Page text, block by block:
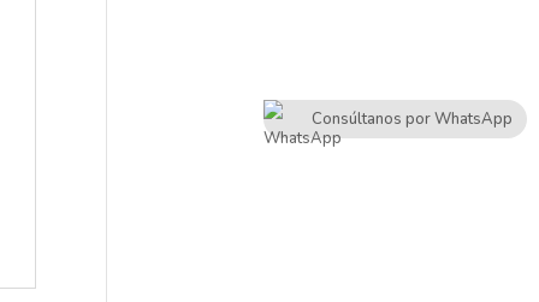
Consúltanos por WhatsApp